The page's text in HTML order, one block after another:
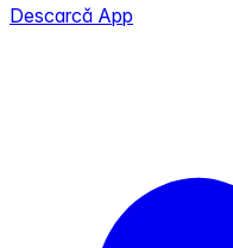
Descarcă App